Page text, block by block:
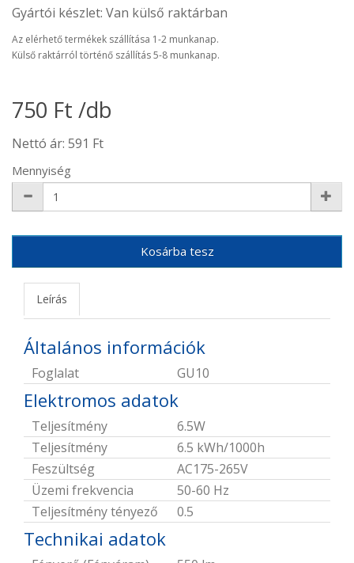
Gyártói készlet: Van külső raktárban
Az elérhető termékek szállítása 1-2 munkanap.
Külső raktárról történő szállítás 5-8 munkanap.
750 Ft /db
Nettó ár: 591 Ft
Mennyiség
Kosárba tesz
Leírás
Általános információk
Foglalat GU10
Elektromos adatok
Teljesítmény
6.5W
Teljesítmény
6.5 kWh/1000h
Feszültség
AC175-265V
Üzemi frekvencia
50-60 Hz
Teljesítmény tényező
0.5
Technikai adatok